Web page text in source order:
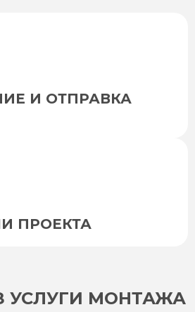
И ОТПРАВКА
ПРОЕКТА
УСЛУГИ МОНТАЖА